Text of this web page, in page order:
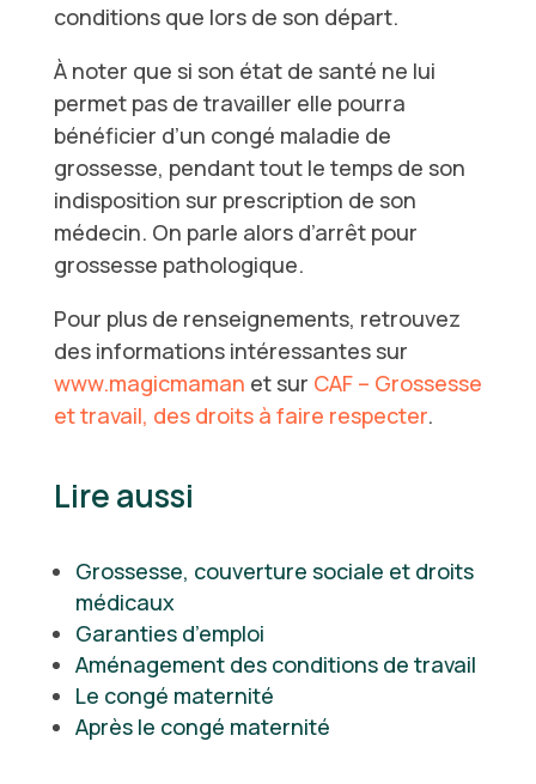
conditions que lors de son départ.
À noter que si son état de santé ne lui
permet pas de travailler elle pourra
bénéficier d’un congé maladie de
grossesse, pendant tout le temps de son
indisposition sur prescription de son
médecin. On parle alors d’arrêt pour
grossesse pathologique.
Pour plus de renseignements, retrouvez
des informations intéressantes sur
www.magicmaman et sur CAF – Grossesse
et travail, des droits à faire respecter.
Lire aussi
Grossesse, couverture sociale et droits
médicaux
Garanties d’emploi
Aménagement des conditions de travail
Le congé maternité
Après le congé maternité